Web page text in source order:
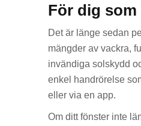
För dig
Det är länge sedan
mängder av vackra,
invändiga solskydd
enkel handrörelse
eller via en app.
Om ditt fönster inte